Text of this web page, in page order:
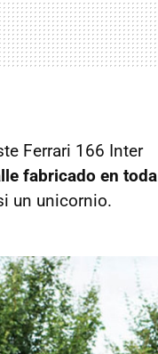
Ferrari 166 Inter
fabricado en toda
un unicornio.